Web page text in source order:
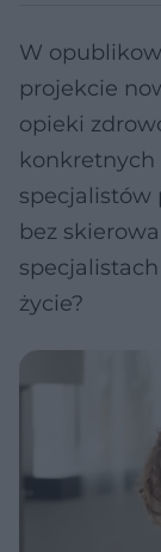
W
projekcie
opieki
konkretnych
specjalistów
bez
życie?